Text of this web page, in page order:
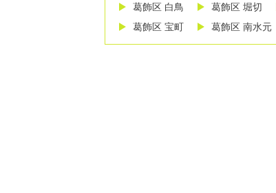
葛飾区 白鳥
葛飾区 堀切
葛飾区 宝町
葛飾区 南水元